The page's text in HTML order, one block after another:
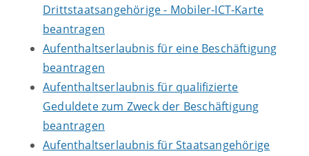
Drittstaatsangehörige - Mobiler-ICT-Karte
beantragen
Aufenthaltserlaubnis für eine Beschäftigung
beantragen
Aufenthaltserlaubnis für qualifizierte
Geduldete zum Zweck der Beschäftigung
beantragen
Aufenthaltserlaubnis für Staatsangehörige